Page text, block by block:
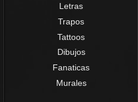
Letras
Trapos
Tattoos
Dibujos
Fanaticas
Murales